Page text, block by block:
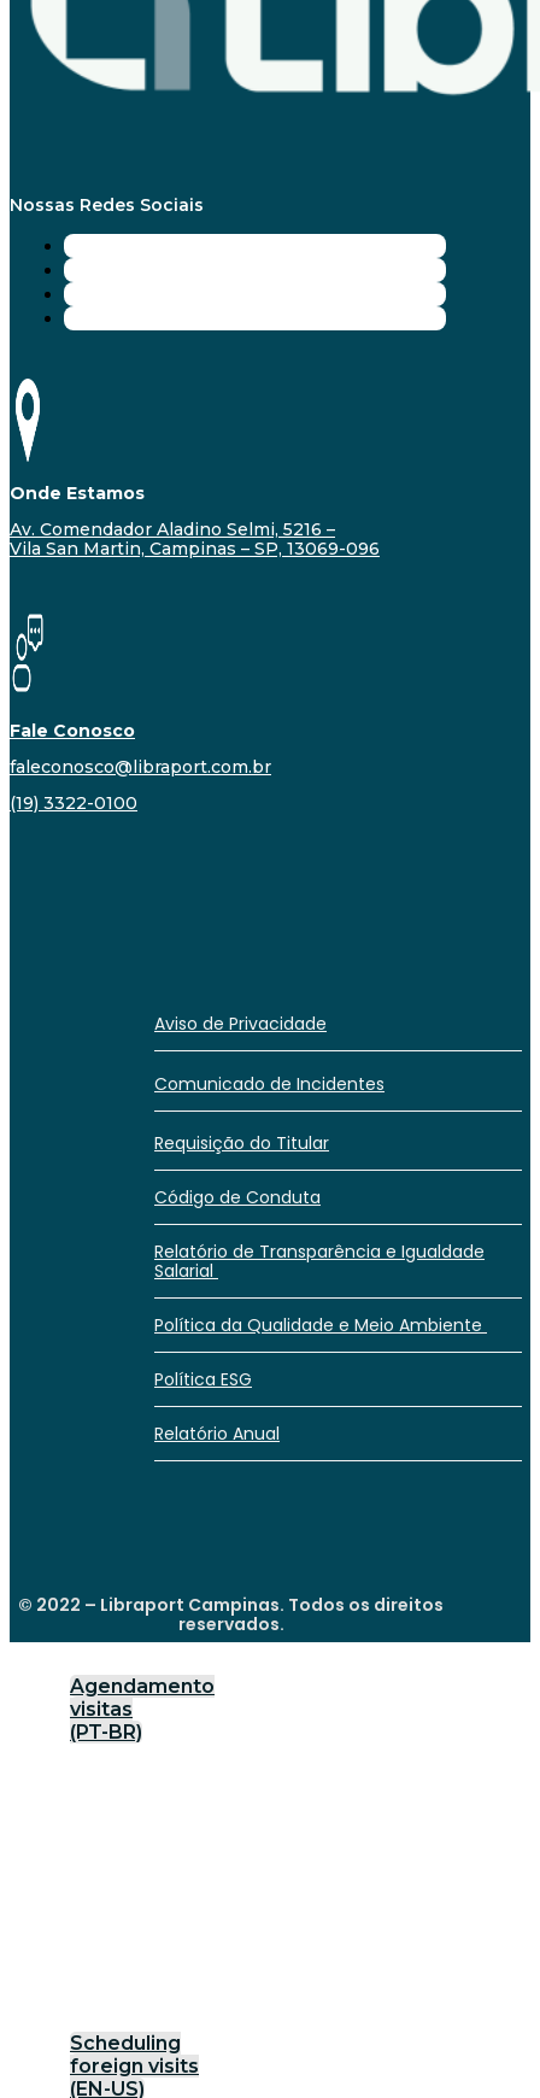
Nossas Redes Sociais
Onde Estamos
Av. Comendador Aladino Selmi, 5216 –
Vila San Martin, Campinas – SP, 13069-096
Fale Conosco
faleconosco@libraport.com.br
(19) 3322-0100
Aviso de Privacidade
Comunicado de Incidentes
Requisição do Titular
Código de Conduta
Relatório de Transparência e Igualdade
Salarial
Política da Qualidade e Meio Ambiente
Política ESG
Relatório Anual
© 2022 – Libraport Campinas. Todos os direitos
reservados.
Agendamento
visitas
(PT-BR)
Scheduling
foreign visits
(EN-US)